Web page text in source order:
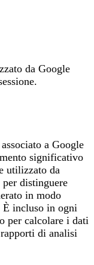
da Google
a Google
significativo
utilizzato da
distinguere
in modo
È incluso in ogni
per calcolare i dati
di analisi